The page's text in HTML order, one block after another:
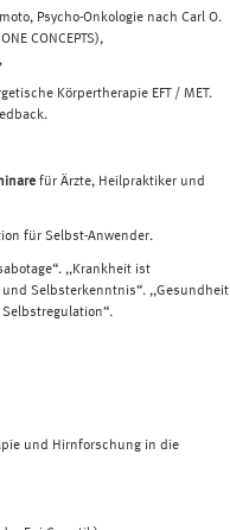
Psycho-Onkologie nach Carl O.
CONCEPTS),
Körpertherapie EFT / MET.
für Ärzte, Heilpraktiker und
für Selbst-Anwender.
,,Krankheit ist
Selbsterkenntnis“. ,,Gesundheit
und Hirnforschung in die